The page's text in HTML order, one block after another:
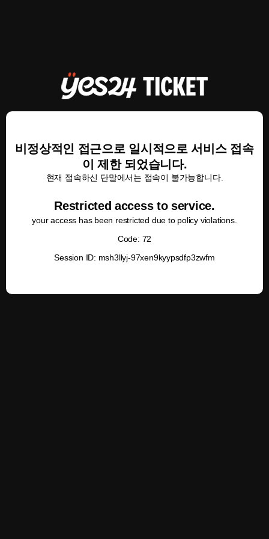
비정상적인 접근으로 일시적으로 서비스 접속
이 제한 되었습니다.
현재 접속하신 단말에서는 접속이 불가능합니다.
Restricted access to service.
your access has been restricted due to policy violations.
Code: 72
Session ID: msh3llyj-97xen9kyypsdfp3zwfm